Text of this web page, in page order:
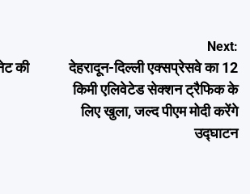
की
Next:
देहरादून-दिल्ली एक्सप्रेसवे का 12
किमी एलिवेटेड सेक्शन ट्रैफिक के
लिए खुला, जल्द पीएम मोदी करेंगे
उद्घाटन